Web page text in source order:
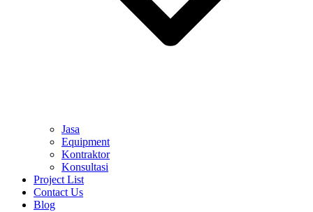
Jasa
Equipment
Kontraktor
Konsultasi
Project List
Contact Us
Blog